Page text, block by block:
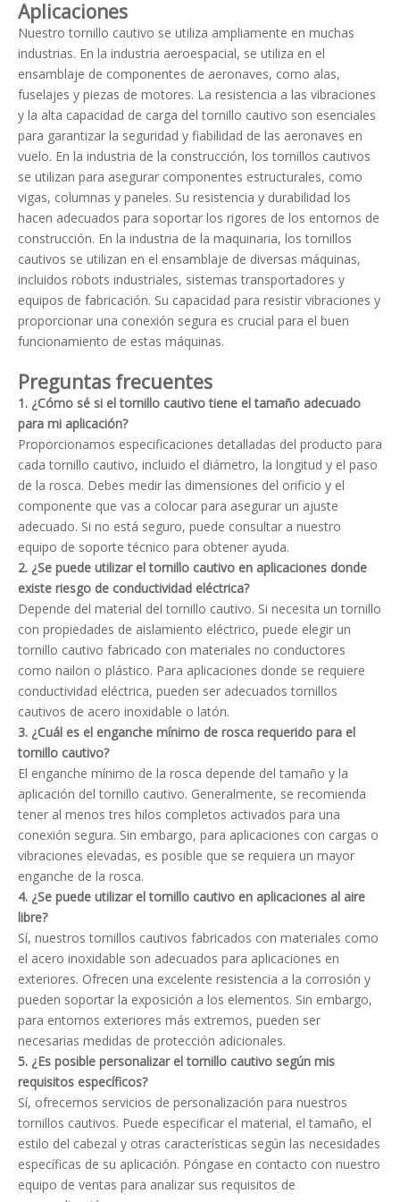
Aplicaciones
Nuestro tornillo cautivo se utiliza ampliamente en muchas
industrias. En la industria aeroespacial, se utiliza en el
ensamblaje de componentes de aeronaves, como alas,
fuselajes y piezas de motores. La resistencia a las vibraciones
y la alta capacidad de carga del tornillo cautivo son esenciales
para garantizar la seguridad y fiabilidad de las aeronaves en
vuelo. En la industria de la construcción, los tornillos cautivos
se utilizan para asegurar componentes estructurales, como
vigas, columnas y paneles. Su resistencia y durabilidad los
hacen adecuados para soportar los rigores de los entornos de
construcción. En la industria de la maquinaria, los tornillos
cautivos se utilizan en el ensamblaje de diversas máquinas,
incluidos robots industriales, sistemas transportadores y
equipos de fabricación. Su capacidad para resistir vibraciones y
proporcionar una conexión segura es crucial para el buen
funcionamiento de estas máquinas.
Preguntas frecuentes
1. ¿Cómo sé si el tornillo cautivo tiene el tamaño adecuado
para mi aplicación?
Proporcionamos especificaciones detalladas del producto para
cada tornillo cautivo, incluido el diámetro, la longitud y el paso
de la rosca. Debes medir las dimensiones del orificio y el
componente que vas a colocar para asegurar un ajuste
adecuado. Si no está seguro, puede consultar a nuestro
equipo de soporte técnico para obtener ayuda.
2. ¿Se puede utilizar el tornillo cautivo en aplicaciones donde
existe riesgo de conductividad eléctrica?
Depende del material del tornillo cautivo. Si necesita un tornillo
con propiedades de aislamiento eléctrico, puede elegir un
tornillo cautivo fabricado con materiales no conductores
como nailon o plástico. Para aplicaciones donde se requiere
conductividad eléctrica, pueden ser adecuados tornillos
cautivos de acero inoxidable o latón.
3. ¿Cuál es el enganche mínimo de rosca requerido para el
tornillo cautivo?
El enganche mínimo de la rosca depende del tamaño y la
aplicación del tornillo cautivo. Generalmente, se recomienda
tener al menos tres hilos completos activados para una
conexión segura. Sin embargo, para aplicaciones con cargas o
vibraciones elevadas, es posible que se requiera un mayor
enganche de la rosca.
4. ¿Se puede utilizar el tornillo cautivo en aplicaciones al aire
libre?
Sí, nuestros tornillos cautivos fabricados con materiales como
el acero inoxidable son adecuados para aplicaciones en
exteriores. Ofrecen una excelente resistencia a la corrosión y
pueden soportar la exposición a los elementos. Sin embargo,
para entornos exteriores más extremos, pueden ser
necesarias medidas de protección adicionales.
5. ¿Es posible personalizar el tornillo cautivo según mis
requisitos específicos?
Sí, ofrecemos servicios de personalización para nuestros
tornillos cautivos. Puede especificar el material, el tamaño, el
estilo del cabezal y otras características según las necesidades
específicas de su aplicación. Póngase en contacto con nuestro
equipo de ventas para analizar sus requisitos de